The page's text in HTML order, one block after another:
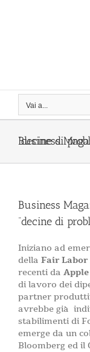
Vai a...
Business Magazine – Fair
Business
“decine di
Iniziano ad
della Fair
recenti da Apple
di lavoro dei
partner
avrebbe già
stabilimenti di
emerge da un
Bloomberg ed il